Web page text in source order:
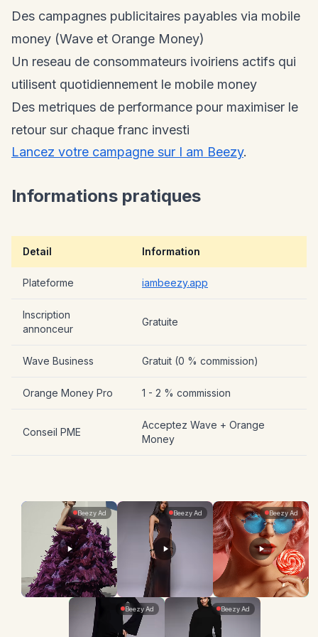
Des campagnes publicitaires payables via mobile
money (Wave et Orange Money)
Un reseau de consommateurs ivoiriens actifs qui
utilisent quotidiennement le mobile money
Des metriques de performance pour maximiser le
retour sur chaque franc investi
Lancez votre campagne sur I am Beezy.
Informations pratiques
Detail Information
Plateforme iambeezy.app
Inscription
annonceur
Gratuite
Wave Business Gratuit (0 % commission)
Orange Money Pro 1 - 2 % commission
Conseil PME
Acceptez Wave + Orange
Money